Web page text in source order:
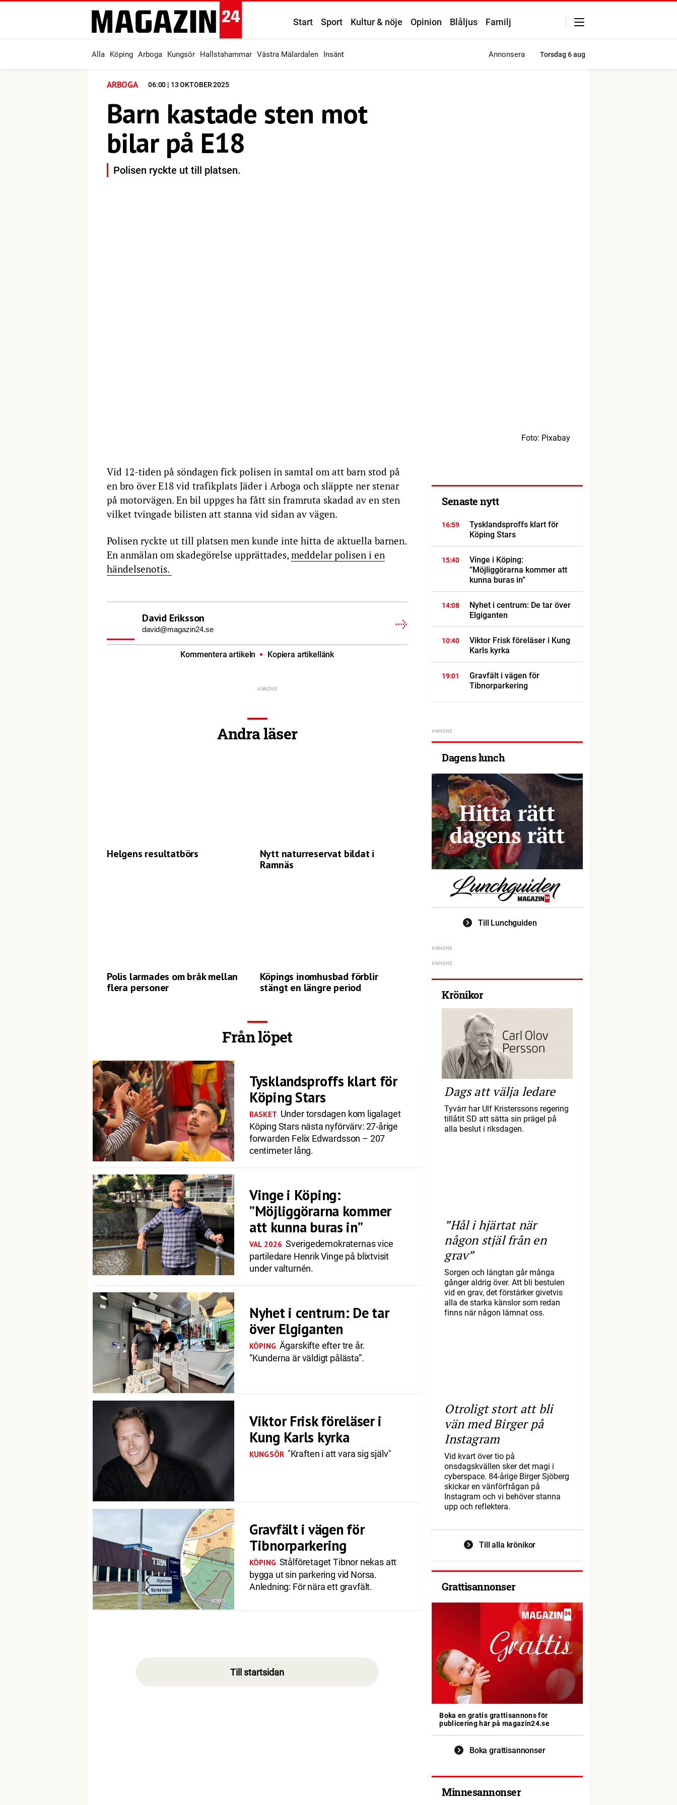
Start Sport Kultur & nöje Opinion Blåljus Familj
Alla Köping Arboga Kungsör Hallstahammar Västra Mälardalen Insänt Annonsera Torsdag 6 aug
ARBOGA 06:00 | 13 OKTOBER 2025
Barn kastade sten mot
bilar på E18
Polisen ryckte ut till platsen.
Foto: Pixabay
Vid 12-tiden på söndagen fick polisen in samtal om att barn stod på
en bro över E18 vid trafikplats Jäder i Arboga och släppte ner stenar
på motorvägen. En bil uppges ha fått sin framruta skadad av en sten
vilket tvingade bilisten att stanna vid sidan av vägen.
Polisen ryckte ut till platsen men kunde inte hitta de aktuella barnen.
En anmälan om skadegörelse upprättades, meddelar polisen i en
händelsenotis.
David Eriksson
david@magazin24.se
Kommentera artikeln Kopiera artikellänk
Andra läser
Helgens resultatbörs
Nytt naturreservat bildat i
Ramnäs
Polis larmades om bråk mellan
flera personer
Köpings inomhusbad förblir
stängt en längre period
Från löpet
Tysklandsproffs klart för
Köping Stars
BASKET Under torsdagen kom ligalaget
Köping Stars nästa nyförvärv: 27-årige
forwarden Felix Edwardsson – 207
centimeter lång.
Vinge i Köping:
”Möjliggörarna kommer
att kunna buras in”
VAL 2026 Sverigedemokraternas vice
partiledare Henrik Vinge på blixtvisit
under valturnén.
Nyhet i centrum: De tar
över Elgiganten
KÖPING Ägarskifte efter tre år.
”Kunderna är väldigt pålästa”.
Viktor Frisk föreläser i
Kung Karls kyrka
KUNGSÖR "Kraften i att vara sig själv"
Gravfält i vägen för
Tibnorparkering
KÖPING Stålföretaget Tibnor nekas att
bygga ut sin parkering vid Norsa.
Anledning: För nära ett gravfält.
Till startsidan
Senaste nytt
16:59
Tysklandsproffs klart för
Köping Stars
15:40
Vinge i Köping:
”Möjliggörarna kommer att
kunna buras in”
14:08
Nyhet i centrum: De tar över
Elgiganten
10:40
Viktor Frisk föreläser i Kung
Karls kyrka
19:01
Gravfält i vägen för
Tibnorparkering
Dagens lunch
Till Lunchguiden
Krönikor
Dags att välja ledare
Tyvärr har Ulf Kristerssons regering
tillåtit SD att sätta sin prägel på
alla beslut i riksdagen.
”Hål i hjärtat när
någon stjäl från en
grav”
Sorgen och längtan går många
gånger aldrig över. Att bli bestulen
vid en grav, det förstärker givetvis
alla de starka känslor som redan
finns när någon lämnat oss.
Otroligt stort att bli
vän med Birger på
Instagram
Vid kvart över tio på
onsdagskvällen sker det magi i
cyberspace. 84-årige Birger Sjöberg
skickar en vänförfrågan på
Instagram och vi behöver stanna
upp och reflektera.
Till alla krönikor
Grattisannonser
Boka en gratis grattisannons för
publicering här på magazin24.se
Boka grattisannonser
Minnesannonser